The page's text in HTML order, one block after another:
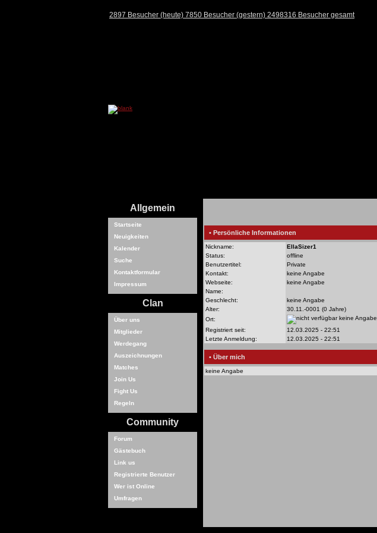
2897 Besucher (heute) 7850 Besucher (gestern) 2498316 Besucher gesamt
Allgemein
Startseite
Neuigkeiten
Kalender
Suche
Kontaktformular
Impressum
Clan
Über uns
Mitglieder
Werdegang
Auszeichnungen
Matches
Join Us
Fight Us
Regeln
Community
Forum
Gästebuch
Link us
Registrierte Benutzer
Wer ist Online
Umfragen
• Persönliche Informationen
Nickname:
EllaSizer1
Status:
offline
Benutzertitel:
Private
Kontakt:
keine Angabe
Webseite:
keine Angabe
Name:
Geschlecht:
keine Angabe
Alter:
30.11.-0001 (0 Jahre)
Ort:
keine Angabe
Registriert seit:
12.03.2025 - 22:51
Letzte Anmeldung:
12.03.2025 - 22:51
• Über mich
keine Angabe